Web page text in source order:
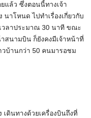
แล้ว ซึ่งตอนนี้ทางเจ้า
าโหนด ไปทำเรื่องเกี่ยวกับ
วลาประมาณ 30 นาที ขณะ
สนามบิน ก็ยังคงมีเจ้าหน้าที่
บ้านกว่า 50 คนมารอชม
ดินทางด้วยเครื่องบินถึงที่